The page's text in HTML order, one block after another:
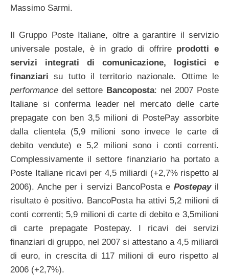
Massimo Sarmi.
Il Gruppo Poste Italiane, oltre a garantire il servizio
universale postale, è in grado di offrire prodotti e
servizi integrati di comunicazione, logistici e
finanziari su tutto il territorio nazionale. Ottime le
performance del settore Bancoposta: nel 2007 Poste
Italiane si conferma leader nel mercato delle carte
prepagate con ben 3,5 milioni di PostePay assorbite
dalla clientela (5,9 milioni sono invece le carte di
debito vendute) e 5,2 milioni sono i conti correnti.
Complessivamente il settore finanziario ha portato a
Poste Italiane ricavi per 4,5 miliardi (+2,7% rispetto al
2006). Anche per i servizi BancoPosta e Postepayil
risultato è positivo. BancoPosta ha attivi 5,2 milioni di
conti correnti; 5,9 milioni di carte di debito e 3,5milioni
di carte prepagate Postepay. I ricavi dei servizi
finanziari di gruppo, nel 2007 si attestano a 4,5 miliardi
di euro, in crescita di 117 milioni di euro rispetto al
2006 (+2,7%).